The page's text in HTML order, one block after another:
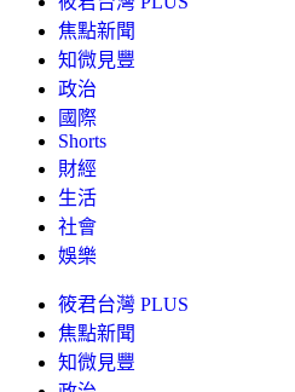
焦點新聞
知微見豐
政治
國際
Shorts
財經
生活
社會
娛樂
筱君台灣 PLUS
焦點新聞
知微見豐